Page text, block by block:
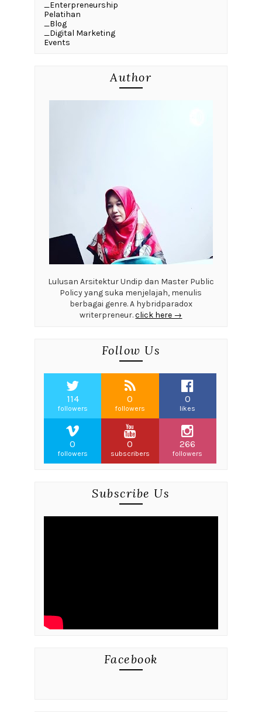
_Enterpreneurship
Pelatihan
_Blog
_Digital Marketing
Events
Author
Lulusan Arsitektur Undip dan Master Public
Policy yang suka menjelajah, menulis
berbagai genre. A hybridparadox
writerpreneur.click here →
Follow Us
114
followers
0
followers
0
likes
0
followers
0
subscribers
266
followers
Subscribe Us
Facebook